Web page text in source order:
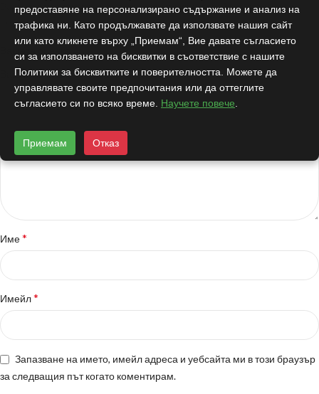
Вашият имейл адрес няма да бъде публикуван.Задължителните
полета са отбелязани с*
Вашият отзив*
Име*
Имейл*
Запазване на името, имейл адреса и уебсайта ми в този браузър
за следващия път когато коментирам.
предоставяне на персонализирано съдържание и анализ на
трафика ни. Като продължавате да използвате нашия сайт
или като кликнете върху „Приемам“, Вие давате съгласието
си за използването на бисквитки в съответствие с нашите
Политики за бисквитките и поверителността. Можете да
управлявате своите предпочитания или да оттеглите
съгласието си по всяко време. Научете повече
Приемам Отказ
Разработен от:DRTSWebWorks